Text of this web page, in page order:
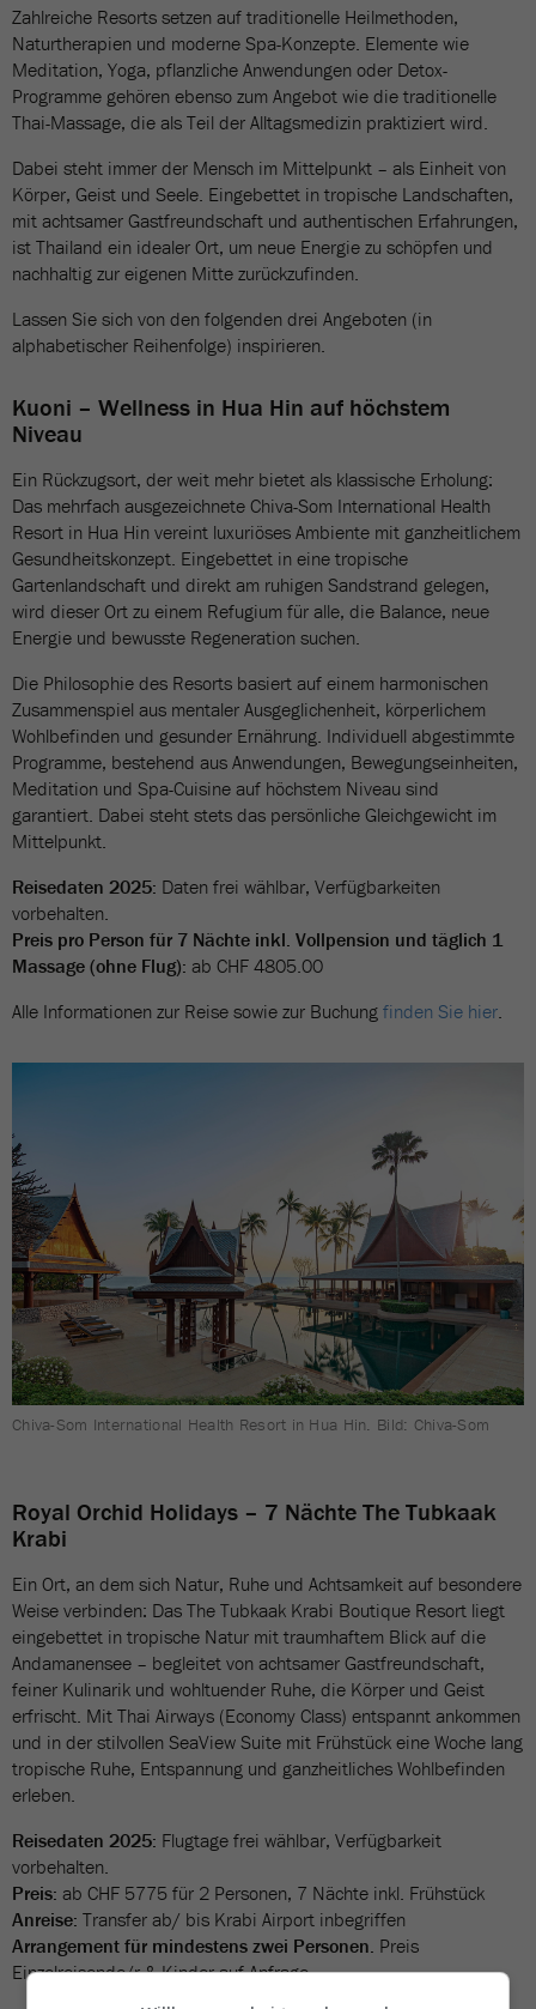
Zahlreiche Resorts setzen auf traditionelle Heilmethoden,
Naturtherapien und moderne Spa-Konzepte. Elemente wie
Meditation, Yoga, pflanzliche Anwendungen oder Detox-
Programme gehören ebenso zum Angebot wie die traditionelle
Thai-Massage, die als Teil der Alltagsmedizin praktiziert wird.
Dabei steht immer der Mensch im Mittelpunkt – als Einheit von
Körper, Geist und Seele. Eingebettet in tropische Landschaften,
mit achtsamer Gastfreundschaft und authentischen Erfahrungen,
ist Thailand ein idealer Ort, um neue Energie zu schöpfen und
nachhaltig zur eigenen Mitte zurückzufinden.
Lassen Sie sich von den folgenden drei Angeboten (in
alphabetischer Reihenfolge) inspirieren.
Kuoni – Wellness in Hua Hin auf höchstem
Niveau
Ein Rückzugsort, der weit mehr bietet als klassische Erholung:
Das mehrfach ausgezeichnete Chiva-Som International Health
Resort in Hua Hin vereint luxuriöses Ambiente mit ganzheitlichem
Gesundheitskonzept. Eingebettet in eine tropische
Gartenlandschaft und direkt am ruhigen Sandstrand gelegen,
wird dieser Ort zu einem Refugium für alle, die Balance, neue
Energie und bewusste Regeneration suchen.
Die Philosophie des Resorts basiert auf einem harmonischen
Zusammenspiel aus mentaler Ausgeglichenheit, körperlichem
Wohlbefinden und gesunder Ernährung. Individuell abgestimmte
Programme, bestehend aus Anwendungen, Bewegungseinheiten,
Meditation und Spa-Cuisine auf höchstem Niveau sind
garantiert. Dabei steht stets das persönliche Gleichgewicht im
Mittelpunkt.
Reisedaten 2025: Daten frei wählbar, Verfügbarkeiten
vorbehalten.
Preis pro Person für 7 Nächte inkl. Vollpension und täglich 1
Massage (ohne Flug): ab CHF 4805.00
Alle Informationen zur Reise sowie zur Buchung finden Sie hier.
Chiva-Som International Health Resort in Hua Hin. Bild: Chiva-Som
Royal Orchid Holidays – 7 Nächte The Tubkaak
Krabi
Ein Ort, an dem sich Natur, Ruhe und Achtsamkeit auf besondere
Weise verbinden: Das The Tubkaak Krabi Boutique Resort liegt
eingebettet in tropische Natur mit traumhaftem Blick auf die
Andamanensee – begleitet von achtsamer Gastfreundschaft,
feiner Kulinarik und wohltuender Ruhe, die Körper und Geist
erfrischt. Mit Thai Airways (Economy Class) entspannt ankommen
und in der stilvollen SeaView Suite mit Frühstück eine Woche lang
tropische Ruhe, Entspannung und ganzheitliches Wohlbefinden
erleben.
Reisedaten 2025: Flugtage frei wählbar, Verfügbarkeit
vorbehalten.
Preis: ab CHF 5775 für 2 Personen, 7 Nächte inkl. Frühstück
Anreise: Transfer ab/ bis Krabi Airport inbegriffen
Arrangement für mindestens zwei Personen. Preis
Einzelreisende/r & Kinder auf Anfrage